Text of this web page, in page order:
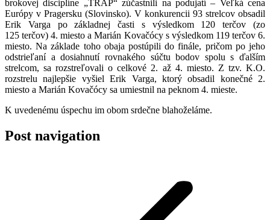
brokovej disciplíne „TRAP“ zúčastnili na podujatí – Veľká cena
Európy v Pragersku (Slovinsko). V konkurencii 93 strelcov obsadil
Erik Varga po základnej časti s výsledkom 120 terčov (zo
125 terčov) 4. miesto a Marián Kovačócy s výsledkom 119 terčov 6.
miesto. Na základe toho obaja postúpili do finále, pričom po jeho
odstrieľaní a dosiahnutí rovnakého súčtu bodov spolu s ďalším
strelcom, sa rozstreľovali o celkové 2. až 4. miesto. Z tzv. K.O.
rozstrelu najlepšie vyšiel Erik Varga, ktorý obsadil konečné 2.
miesto a Marián Kovačócy sa umiestnil na peknom 4. mieste.
K uvedenému úspechu im obom srdečne blahoželáme.
Post navigation